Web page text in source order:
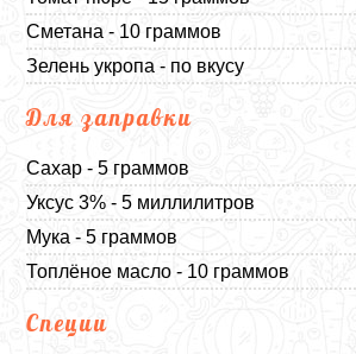
Сметана - 10 граммов
Зелень укропа - по вкусу
Для заправки
Сахар - 5 граммов
Уксус 3% - 5 миллилитров
Мука - 5 граммов
Топлёное масло - 10 граммов
Специи